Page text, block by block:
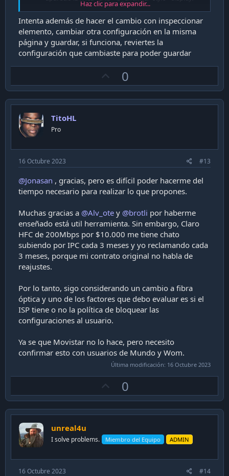
Haciendo clic en el botón derecho del mouse sobre
esa línea, seleccioné Editar como HTML.
Entonces apareció <tr id="tr_Channel" style="display
none;"><td width="35%">Canal</td><td><select
id="Channel" onchange="{
><option value="0"..
Borré: none;ydisabled="disabled"y ya puedo
seleccionar el canal a gusto.
No obstante, cuando aplico el cambio de canal, la página
vuelve a cargarse con mismo estado anterior, ocultando el
selector de canal.
para no hacer todo el procedimiento cada vez que necesite
cambiar de canal?
Haz clic para expandir...
Intenta además de hacer el cambio con inspeccionar
elemento, cambiar otra configuración en la misma
página y guardar, si funciona, reviertes la
configuración que cambiaste para poder guardar
p
v
0
TitoHL
Pro
16 Octubre 2023 #13
@Jonasan , gracias, pero es difícil poder hacerme del
tiempo necesario para realizar lo que propones.
Muchas gracias a @Alv_ote y @brotli por haberme
enseñado está util herramienta. Sin embargo, Claro
HFC de 200Mbps por $10.000 me tiene chato
subiendo por IPC cada 3 meses y yo reclamando cada
3 meses, porque mi contrato original no habla de
reajustes.
Por lo tanto, sigo considerando un cambio a fibra
óptica y uno de los factores que debo evaluar es si el
ISP tiene o no la política de bloquear las
configuraciones al usuario.
Ya se que Movistar no lo hace, pero necesito
confirmar esto con usuarios de Mundo y Wom.
Última modificación: 16 Octubre 2023
p
v
t
e
0
unreal4u
I solve problems. Miembro del Equipo ADMIN
16 Octubre 2023 #14